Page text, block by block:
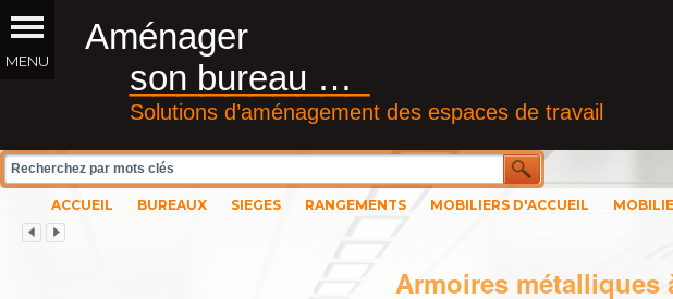
Aménager
son bureau …
Solutions d’aménagement des espaces de travail
__________
ACCUEIL BUREAUX SIEGES RANGEMENTS MOBILIERS D'ACCUEIL
Armoires métalliques